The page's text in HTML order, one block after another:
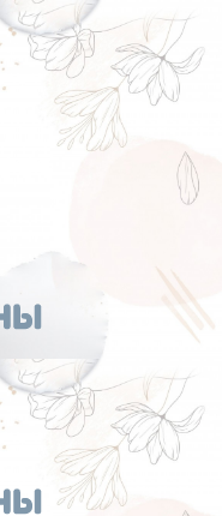
Перейти
к
содержанию